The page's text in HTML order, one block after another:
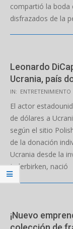
compartió la boda
disfrazados de la
Leonardo
Ucrania, país
2022-
03-
08
IN: ENTRETENIMIENTO
El actor
de dólares a
según el sitio
de la donación
Ucrania desde la
Inderbirken, nació
¡Nuevo